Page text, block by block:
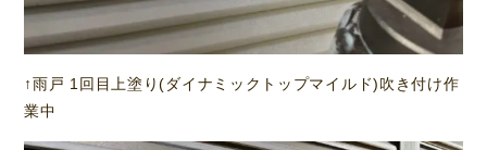
↑雨戸 1回目上塗り(ダイナミックトップマイルド)吹き付け作
業中